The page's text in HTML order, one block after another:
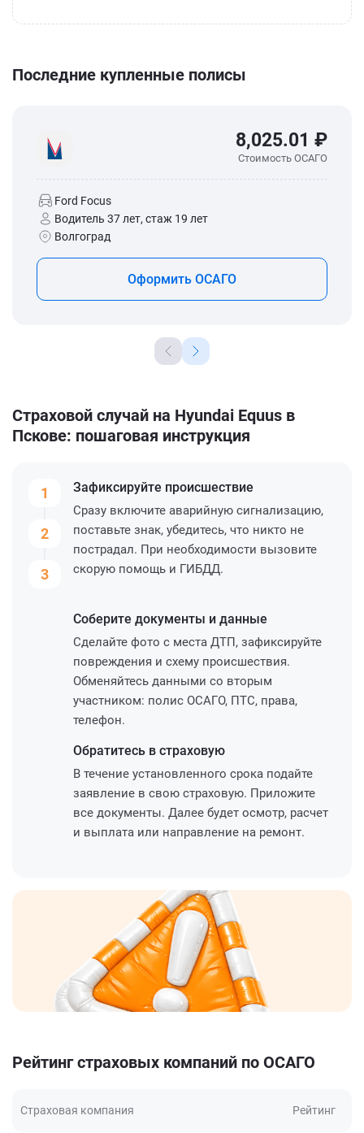
Последние купленные полисы
8,025.01 ₽
Стоимость ОСАГО
Ford Focus
Водитель 37 лет, стаж 19 лет
Волгоград
Оформить ОСАГО
Страховой случай на Hyundai Equus в
Пскове: пошаговая инструкция
1
2
3
Зафиксируйте происшествие
Сразу включите аварийную сигнализацию,
поставьте знак, убедитесь, что никто не
пострадал. При необходимости вызовите
скорую помощь и ГИБДД.
Соберите документы и данные
Сделайте фото с места ДТП, зафиксируйте
повреждения и схему происшествия.
Обменяйтесь данными со вторым
участником: полис ОСАГО, ПТС, права,
телефон.
Обратитесь в страховую
В течение установленного срока подайте
заявление в свою страховую. Приложите
все документы. Далее будет осмотр, расчет
и выплата или направление на ремонт.
Рейтинг страховых компаний по ОСАГО
Страховая компания Рейтинг